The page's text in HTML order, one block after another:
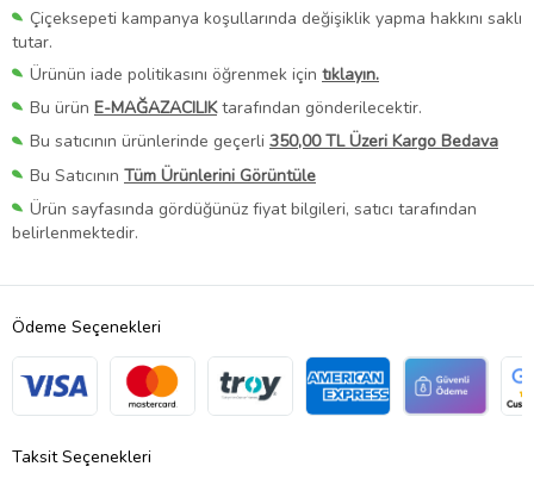
Çiçeksepeti kampanya koşullarında değişiklik yapma hakkını saklı
tutar.
Ürünün iade politikasını öğrenmek için tıklayın.
Bu ürün E-MAĞAZACILIKtarafından gönderilecektir.
Bu satıcının ürünlerinde geçerli 350,00 TL Üzeri Kargo Bedava
Bu Satıcının Tüm Ürünlerini Görüntüle
Ürün sayfasında gördüğünüz fiyat bilgileri, satıcı tarafından
belirlenmektedir.
Ödeme Seçenekleri
Taksit Seçenekleri